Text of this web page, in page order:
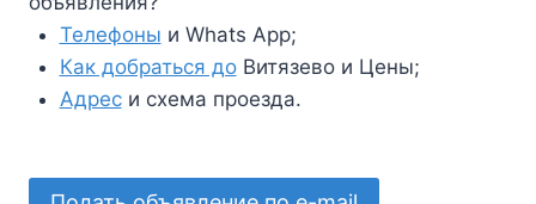
Телефоны и Whats App;
Как добраться доВитязево и Цены;
Адреси схема проезда.